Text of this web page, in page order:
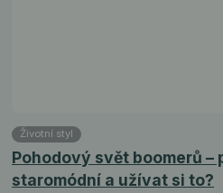
Životní styl
Pohodový svět boomerů
staromódní a užívat si to?